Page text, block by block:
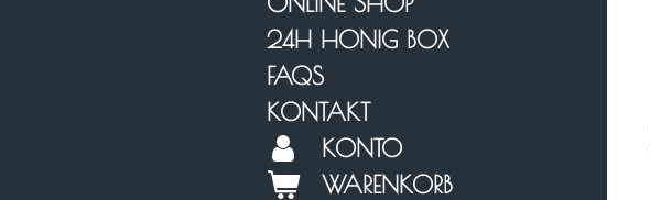
24H HONIG BOX
FAQS
KONTAKT
KONTO
WARENKORB